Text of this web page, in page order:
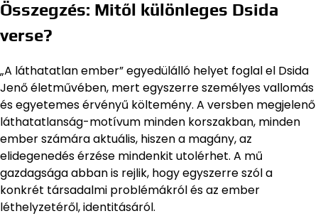
Összegzés: Mitől különleges Dsida
verse?
„A láthatatlan ember” egyedülálló helyet foglal el Dsida
Jenő életművében, mert egyszerre személyes vallomás
és egyetemes érvényű költemény. A versben megjelenő
láthatatlanság-motívum minden korszakban, minden
ember számára aktuális, hiszen a magány, az
elidegenedés érzése mindenkit utolérhet. A mű
gazdagsága abban is rejlik, hogy egyszerre szól a
konkrét társadalmi problémákról és az ember
léthelyzetéről, identitásáról.